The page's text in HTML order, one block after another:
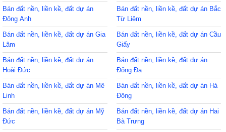
Bán đất nền, liền kề, đất dự án
Đông Anh
Bán đất nền, liền kề, đất dự án Gia
Lâm
Bán đất nền, liền kề, đất dự án
Hoài Đức
Bán đất nền, liền kề, đất dự án Mê
Linh
Bán đất nền, liền kề, đất dự án Mỹ
Đức
Bán đất nền, liền kề, đất dự án Bắc
Từ Liêm
Bán đất nền, liền kề, đất dự án Cầu
Giấy
Bán đất nền, liền kề, đất dự án
Đống Đa
Bán đất nền, liền kề, đất dự án Hà
Đông
Bán đất nền, liền kề, đất dự án Hai
Bà Trưng